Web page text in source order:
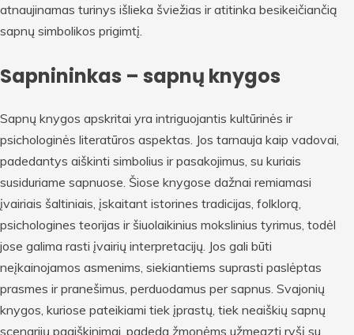
atnaujinamas turinys išlieka šviežias ir atitinka besikeičiančią
sapnų simbolikos prigimtį.
Sapnininkas – sapnų knygos
Sapnų knygos apskritai yra intriguojantis kultūrinės ir
psichologinės literatūros aspektas. Jos tarnauja kaip vadovai,
padedantys aiškinti simbolius ir pasakojimus, su kuriais
susiduriame sapnuose. Šiose knygose dažnai remiamasi
įvairiais šaltiniais, įskaitant istorines tradicijas, folklorą,
psichologines teorijas ir šiuolaikinius mokslinius tyrimus, todėl
jose galima rasti įvairių interpretacijų. Jos gali būti
neįkainojamos asmenims, siekiantiems suprasti paslėptas
prasmes ir pranešimus, perduodamus per sapnus. Svajonių
knygos, kuriose pateikiami tiek įprastų, tiek neaiškių sapnų
scenarijų paaiškinimai, padeda žmonėms užmegzti ryšį su